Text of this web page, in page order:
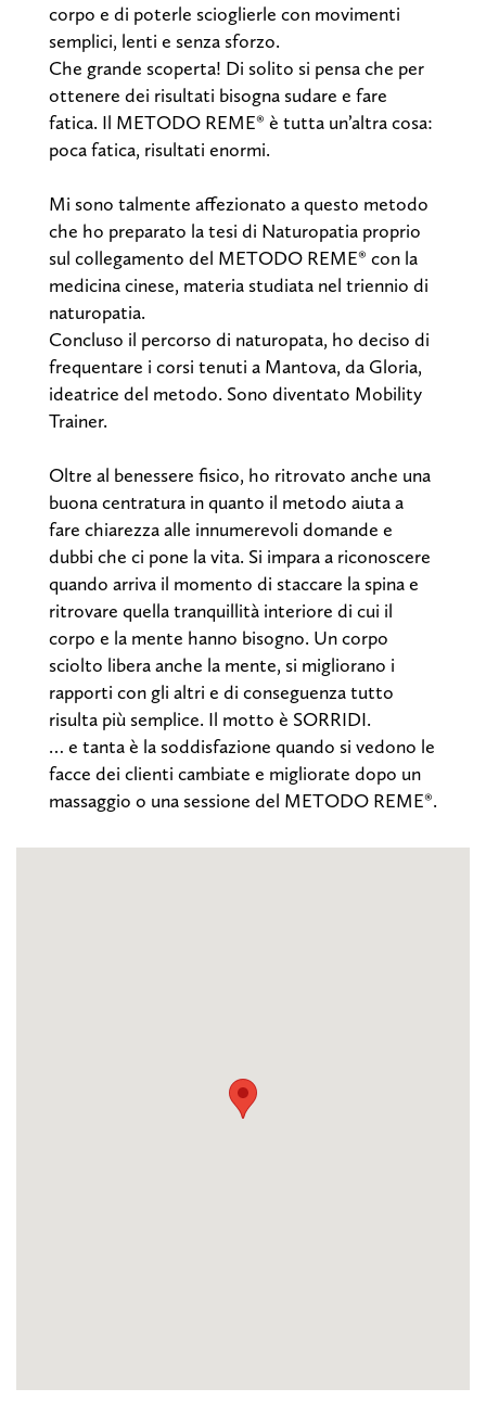
corpo e di poterle scioglierle con movimenti
semplici, lenti e senza sforzo.
Che grande scoperta! Di solito si pensa che per
ottenere dei risultati bisogna sudare e fare
fatica. Il METODO REME® è tutta un’altra cosa:
poca fatica, risultati enormi.
Mi sono talmente affezionato a questo metodo
che ho preparato la tesi di Naturopatia proprio
sul collegamento del METODO REME® con la
medicina cinese, materia studiata nel triennio di
naturopatia.
Concluso il percorso di naturopata, ho deciso di
frequentare i corsi tenuti a Mantova, da Gloria,
ideatrice del metodo. Sono diventato Mobility
Trainer.
Oltre al benessere fisico, ho ritrovato anche una
buona centratura in quanto il metodo aiuta a
fare chiarezza alle innumerevoli domande e
dubbi che ci pone la vita. Si impara a riconoscere
quando arriva il momento di staccare la spina e
ritrovare quella tranquillità interiore di cui il
corpo e la mente hanno bisogno. Un corpo
sciolto libera anche la mente, si migliorano i
rapporti con gli altri e di conseguenza tutto
risulta più semplice. Il motto è SORRIDI.
… e tanta è la soddisfazione quando si vedono le
facce dei clienti cambiate e migliorate dopo un
massaggio o una sessione del METODO REME®.